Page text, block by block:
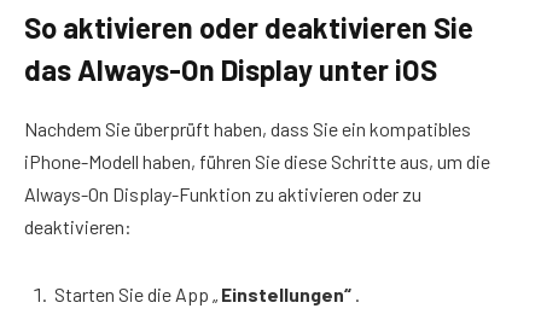
So aktivieren oder deaktivieren Sie
das Always-On Display unter iOS
Nachdem Sie überprüft haben, dass Sie ein kompatibles
iPhone-Modell haben, führen Sie diese Schritte aus, um die
Always-On Display-Funktion zu aktivieren oder zu
deaktivieren:
Starten Sie die App „ Einstellungen“